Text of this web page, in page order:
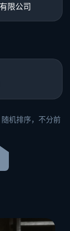
限公司
机排序，不分前